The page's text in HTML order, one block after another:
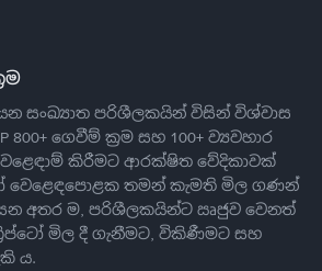
සංඛ්‍යාත පරිශීලකයින් විසින් විශ්වාස
800+ ගෙවීම් ක්‍රම සහ 100+ ව්‍යවහාර
කිරීමට ආරක්ෂිත වේදිකාවක්
වෙළෙඳපොළක තමන් කැමති මිල ගණන්
අතර ම, පරිශීලකයින්ට ඍජුව වෙනත්
මිල දී ගැනීමට, විකිණීමට සහ
ය.